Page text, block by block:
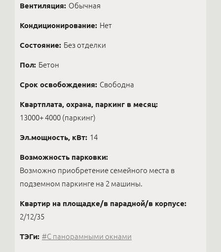
Вентиляция: Обычная
Кондиционирование: Нет
Состояние: Без отделки
Пол: Бетон
Срок освобождения: Свободна
Квартплата, охрана, паркинг в месяц:
13000+ 4000 (паркинг)
Эл.мощность, кВт: 14
Возможность парковки:
Возможно приобретение семейного места в
подземном паркинге на 2 машины.
Квартир на площадке/в парадной/в корпусе:
2/12/35
ТЭГи: #С панорамными окнами